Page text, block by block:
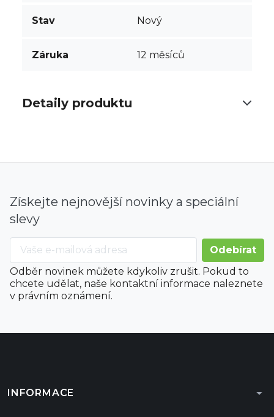
Stav Nový
Záruka 12 měsíců
Detaily produktu
Získejte nejnovější novinky a speciální
slevy
Odběr novinek můžete kdykoliv zrušit. Pokud to
chcete udělat, naše kontaktní informace naleznete
v právním oznámení.
INFORMACE arrow_drop_down